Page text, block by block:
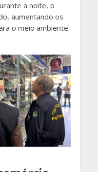
a noite, o
aumentando os
o meio ambiente.